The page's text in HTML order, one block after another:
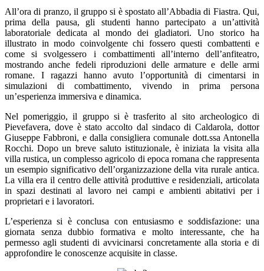
All’ora di pranzo, il gruppo si è spostato all’Abbadia di Fiastra. Qui,
prima della pausa, gli studenti hanno partecipato a un’attività
laboratoriale dedicata al mondo dei gladiatori. Uno storico ha
illustrato in modo coinvolgente chi fossero questi combattenti e
come si svolgessero i combattimenti all’interno dell’anfiteatro,
mostrando anche fedeli riproduzioni delle armature e delle armi
romane. I ragazzi hanno avuto l’opportunità di cimentarsi in
simulazioni di combattimento, vivendo in prima persona
un’esperienza immersiva e dinamica.
Nel pomeriggio, il gruppo si è trasferito al sito archeologico di
Pievefavera, dove è stato accolto dal sindaco di Caldarola, dottor
Giuseppe Fabbroni, e dalla consigliera comunale dott.ssa Antonella
Rocchi. Dopo un breve saluto istituzionale, è iniziata la visita alla
villa rustica, un complesso agricolo di epoca romana che rappresenta
un esempio significativo dell’organizzazione della vita rurale antica.
La villa era il centro delle attività produttive e residenziali, articolata
in spazi destinati al lavoro nei campi e ambienti abitativi per i
proprietari e i lavoratori.
L’esperienza si è conclusa con entusiasmo e soddisfazione: una
giornata senza dubbio formativa e molto interessante, che ha
permesso agli studenti di avvicinarsi concretamente alla storia e di
approfondire le conoscenze acquisite in classe.